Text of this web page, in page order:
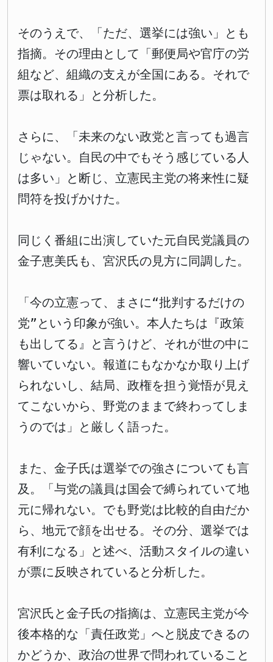
そのうえで、「ただ、選挙には強い」とも
指摘。その理由として「郵便局や官庁の労
組など、組織の支えが全国にある。それで
票は取れる」と分析した。
さらに、「未来のない政党と言っても過言
じゃない。自民の中でもそう感じている人
は多い」と断じ、立憲民主党の将来性に疑
問符を投げかけた。
同じく番組に出演していた元自民党議員の
金子恵美氏も、宮沢氏の見方に同調した。
「今の立憲って、まさに“批判するだけの
党”という印象が強い。本人たちは『政策
も出してる』と言うけど、それが世の中に
響いていない。報道にもなかなか取り上げ
られないし、結局、政権を担う覚悟が見え
てこないから、野党のままで終わってしま
うのでは」と厳しく語った。
また、金子氏は選挙での強さについても言
及。「与党の議員は国会で縛られていて地
元に帰れない。でも野党は比較的自由だか
ら、地元で顔を出せる。その分、選挙では
有利になる」と述べ、活動スタイルの違い
が票に反映されていると分析した。
宮沢氏と金子氏の指摘は、立憲民主党が今
後本格的な「責任政党」へと脱皮できるの
かどうか、政治の世界で問われていること